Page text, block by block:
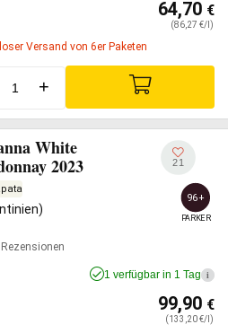
64,70 €
(86,27 €/l)
Versand von 6er Paketen
+
White
2023
21
96+
PARKER
1 verfügbar in 1 Tag i
99,90 €
(133,20 €/l)